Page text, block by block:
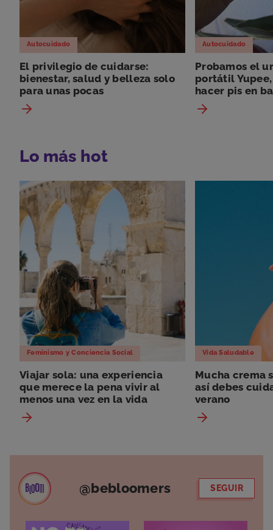
Autocuidado
El privilegio de cuidarse:
bienestar, salud y belleza solo
para unas pocas
Autocuidado
Probamos el
portátil
hacer pis en
Lo más hot
Feminismo y Conciencia Social
Viajar sola: una experiencia
que merece la pena vivir al
menos una vez en la vida
Vida Saludable
Mucha crema
así debes
verano
@bebloomers SEGUIR